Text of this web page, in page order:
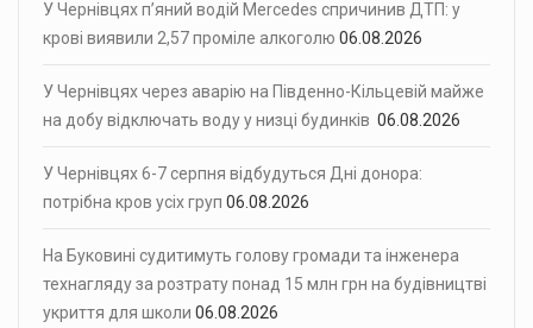
У Чернівцях п’яний водій Mercedes спричинив ДТП: у
крові виявили 2,57 проміле алкоголю 06.08.2026
У Чернівцях через аварію на Південно-Кільцевій майже
на добу відключать воду у низці будинків 06.08.2026
У Чернівцях 6-7 серпня відбудуться Дні донора:
потрібна кров усіх груп 06.08.2026
На Буковині судитимуть голову громади та інженера
технагляду за розтрату понад 15 млн грн на будівництві
укриття для школи 06.08.2026